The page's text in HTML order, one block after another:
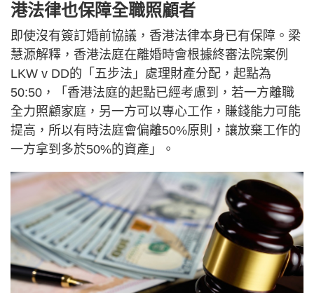
港法律也保障全職照顧者
即使沒有簽訂婚前協議，香港法律本身已有保障。梁
慧源解釋，香港法庭在離婚時會根據終審法院案例
LKW v DD的「五步法」處理財產分配，起點為
50:50，「香港法庭的起點已經考慮到，若一方離職
全力照顧家庭，另一方可以專心工作，賺錢能力可能
提高，所以有時法庭會偏離50%原則，讓放棄工作的
一方拿到多於50%的資產」。